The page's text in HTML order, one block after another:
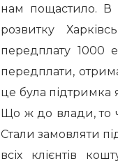
нам пощастило. В
розвитку
передплату 1000
передплати,
це була підтримка
Що ж до влади, то
Стали замовляти
всіх клієнтів